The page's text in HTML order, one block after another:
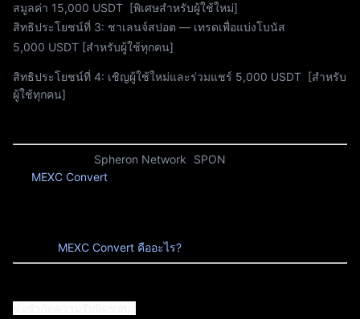
สมูลค่า 15,000 USDT [พิเศษสำหรับผู้ใช้ใหม่]
สิทธิประโยชน์ที่ 3: ชาเลนจ์สปอต — เทรดเพื่อแบ่งโบนัส
5,000 USDT [สำหรับผู้ใช้ทุกคน]
สิทธิประโยชน์ที่ 4: เชิญผู้ใช้ใหม่และร่วมแชร์ 5,000 USDT [สำหรับ
ผู้ใช้ทุกคน]
Spheron Network SPON
MEXC Convert
MEXC Convert คืออะไร?